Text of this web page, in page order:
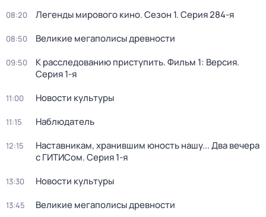
08:20 Легенды мирового кино. Сезон 1. Серия 284-я
08:50 Великие мегаполисы древности
09:50 К расследованию приступить. Фильм 1: Версия.
Серия 1-я
11:00 Новости культуры
11:15 Наблюдатель
12:15
Наставникам, хранившим юность нашу... Два вечера
с ГИТИСом. Серия 1-я
13:30 Новости культуры
13:45 Великие мегаполисы древности